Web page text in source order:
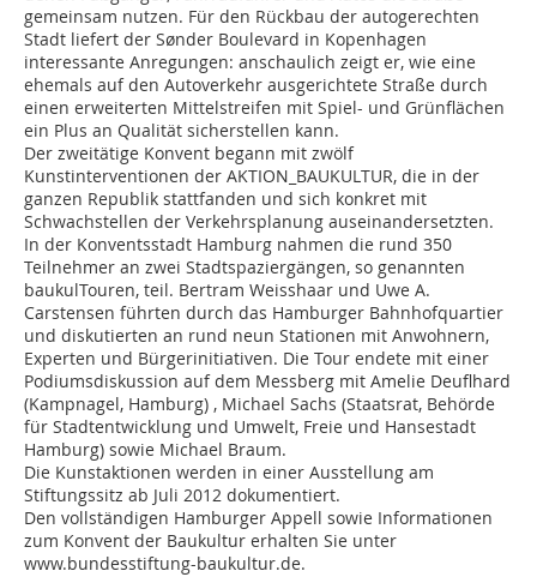
gemeinsam nutzen. Für den Rückbau der autogerechten
Stadt liefert der Sønder Boulevard in Kopenhagen
interessante Anregungen: anschaulich zeigt er, wie eine
ehemals auf den Autoverkehr ausgerichtete Straße durch
einen erweiterten Mittelstreifen mit Spiel- und Grünflächen
ein Plus an Qualität sicherstellen kann.
Der zweitätige Konvent begann mit zwölf
Kunstinterventionen der AKTION_BAUKULTUR, die in der
ganzen Republik stattfanden und sich konkret mit
Schwachstellen der Verkehrsplanung auseinandersetzten.
In der Konventsstadt Hamburg nahmen die rund 350
Teilnehmer an zwei Stadtspaziergängen, so genannten
baukulTouren, teil. Bertram Weisshaar und Uwe A.
Carstensen führten durch das Hamburger Bahnhofquartier
und diskutierten an rund neun Stationen mit Anwohnern,
Experten und Bürgerinitiativen. Die Tour endete mit einer
Podiumsdiskussion auf dem Messberg mit Amelie Deuflhard
(Kampnagel, Hamburg) , Michael Sachs (Staatsrat, Behörde
für Stadtentwicklung und Umwelt, Freie und Hansestadt
Hamburg) sowie Michael Braum.
Die Kunstaktionen werden in einer Ausstellung am
Stiftungssitz ab Juli 2012 dokumentiert.
Den vollständigen Hamburger Appell sowie Informationen
zum Konvent der Baukultur erhalten Sie unter
www.bundesstiftung-baukultur.de.